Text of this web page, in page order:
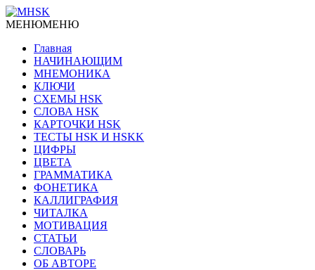
МЕНЮМЕНЮ
Главная
НАЧИНАЮЩИМ
МНЕМОНИКА
КЛЮЧИ
СХЕМЫ HSK
СЛОВА HSK
КАРТОЧКИ HSK
ТЕСТЫ HSK И HSKK
ЦИФРЫ
ЦВЕТА
ГРАММАТИКА
ФОНЕТИКА
КАЛЛИГРАФИЯ
ЧИТАЛКА
МОТИВАЦИЯ
СТАТЬИ
СЛОВАРЬ
ОБ АВТОРЕ